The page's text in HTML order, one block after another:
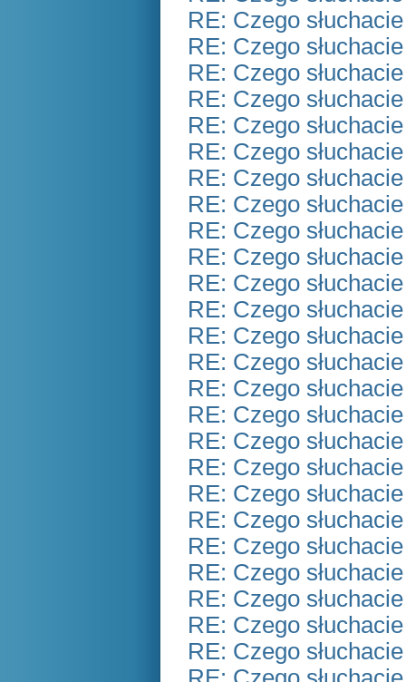
RE: Czego
RE: Czego
RE: Czego
RE: Czego
RE: Czego
RE: Czego
RE: Czego
RE: Czego
RE: Czego
RE: Czego
RE: Czego
RE: Czego
RE: Czego
RE: Czego
RE: Czego
RE: Czego
RE: Czego
RE: Czego
RE: Czego
RE: Czego
RE: Czego
RE: Czego
RE: Czego
RE: Czego
RE: Czego